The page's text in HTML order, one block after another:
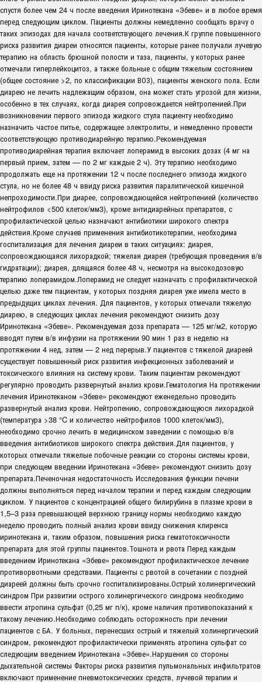
спустя более чем 24 ч после введения Иринотекана «Эбеве» и в любое время
перед следующим циклом. Пациенты должны немедленно сообщать врачу о
таких эпизодах для начала соответствующего лечения.К группе повышенного
риска развития диареи относятся пациенты, которые ранее получали лучевую
терапию на область брюшной полости и таза, пациенты, у которых ранее
отмечали гиперлейкоцитоз, а также больные с общим тяжелым состоянием
(общее состояние >2, по классификации ВОЗ), пациенты женского пола. Если
диарею не лечить надлежащим образом, она может стать угрозой для жизни,
особенно в тех случаях, когда диарея сопровождается нейтропенией.При
возникновении первого эпизода жидкого стула пациенту необходимо
назначить частое питье, содержащее электролиты, и немедленно провести
соответствующую противодиарейную терапию.Рекомендуемая
противодиарейная терапия включает лоперамид в высоких дозах (4 мг на
первый прием, затем — по 2 мг каждые 2 ч). Эту терапию необходимо
продолжать еще на протяжении 12 ч после последнего эпизода жидкого
стула, но не более 48 ч ввиду риска развития паралитической кишечной
непроходимости.При диарее, сопровождающейся нейтропенией (количество
нейтрофилов <500 клеток/мм3), кроме антидиарейных препаратов, с
профилактической целью назначают антибиотики широкого спектра
действия.Кроме случаев применения антибиотикотерапии, необходима
госпитализация для лечения диареи в таких ситуациях: диарея,
сопровождающаяся лихорадкой; тяжелая диарея (требующая проведения в/в
гидратации); диарея, длящаяся более 48 ч, несмотря на высокодозовую
терапию лоперамидом.Лоперамид не следует назначать с профилактической
целью даже тем пациентам, у которых поздняя диарея уже имела место в
предыдущих циклах лечения. Для пациентов, у которых отмечали тяжелую
диарею, в следующих циклах лечения рекомендуют снизить дозу
Иринотекана «Эбеве». Рекомендуемая доза препарата — 125 мг/м2, которую
вводят путем в/в инфузии на протяжении 90 мин 1 раз в неделю на
протяжении 4 нед, затем — 2 нед перерыв.У пациентов с тяжелой диареей
существует повышенный риск развития инфекционных заболеваний и
токсического влияния на систему крови. Таким пациентам рекомендуют
регулярно проводить развернутый анализ крови.Гематология На протяжении
лечения Иринотеканом «Эбеве» рекомендуют еженедельно проводить
развернутый анализ крови. Нейтропению, сопровождающуюся лихорадкой
(температура >38 °C и количество нейтрофилов 1000 клеток/мм3),
необходимо срочно лечить в медицинском заведении с помощью в/в
введения антибиотиков широкого спектра действия.Для пациентов, у
которых отмечали тяжелые побочные реакции со стороны системы крови,
при следующем введении Иринотекана «Эбеве» рекомендуют снизить дозу
препарата.Печеночная недостаточность Исследования функции печени
должны выполняться перед началом терапии и перед каждым следующим
циклом. У пациентов с концентрацией общего билирубина в плазме крови в
1,5–3 раза превышающей верхнюю границу нормы необходимо каждую
неделю проводить полный анализ крови ввиду снижения клиренса
иринотекана и, таким образом, повышения риска гематотоксичности
препарата для этой группы пациентов.Тошнота и рвота Перед каждым
введением Иринотекана «Эбеве» рекомендуют профилактическое лечение
противорвотными средствами. Пациенты с рвотой в сочетании с поздней
диареей должны быть срочно госпитализированы.Острый холинергический
синдром При развитии острого холинергического синдрома необходимо
ввести атропина сульфат (0,25 мг п/к), кроме наличия противопоказаний к
такому лечению.Необходимо соблюдать осторожность при лечении
пациентов с БА. У больных, перенесших острый и тяжелый холинергический
синдром, рекомендуют профилактически применять атропина сульфат со
следующим введением Иринотекана «Эбеве».Нарушения со стороны
дыхательной системы Факторы риска развития пульмональных инфильтратов
включают применение пневмотоксических средств, лучевой терапии и